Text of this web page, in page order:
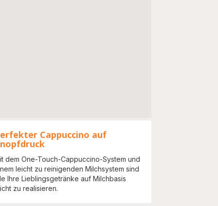
Cappuccino auf
dem One-Touch-Cappuccino-System und
leicht zu reinigenden Milchsystem sind
Ihre Lieblingsgetränke auf Milchbasis
zu realisieren.